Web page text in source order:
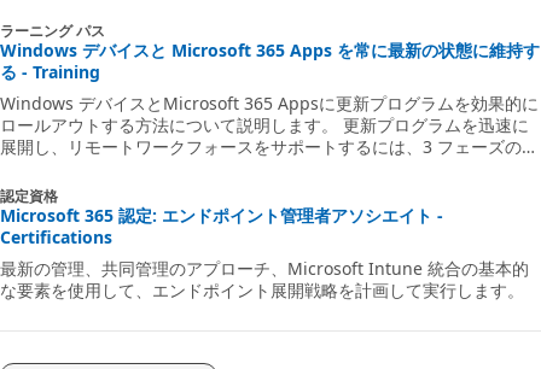
ド
が
無
効
ラーニング パス
Windows デバイスと Microsoft 365 Apps を常に最新の状態に維持す
る - Training
Windows デバイスとMicrosoft 365 Appsに更新プログラムを効果的に
ロールアウトする方法について説明します。 更新プログラムを迅速に
展開し、リモートワークフォースをサポートするには、3 フェーズのプ
認定資格
Microsoft 365 認定: エンドポイント管理者アソシエイト -
Certifications
最新の管理、共同管理のアプローチ、Microsoft Intune 統合の基本的
な要素を使用して、エンドポイント展開戦略を計画して実行します。